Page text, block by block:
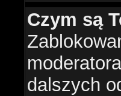
Czym są
dalszych